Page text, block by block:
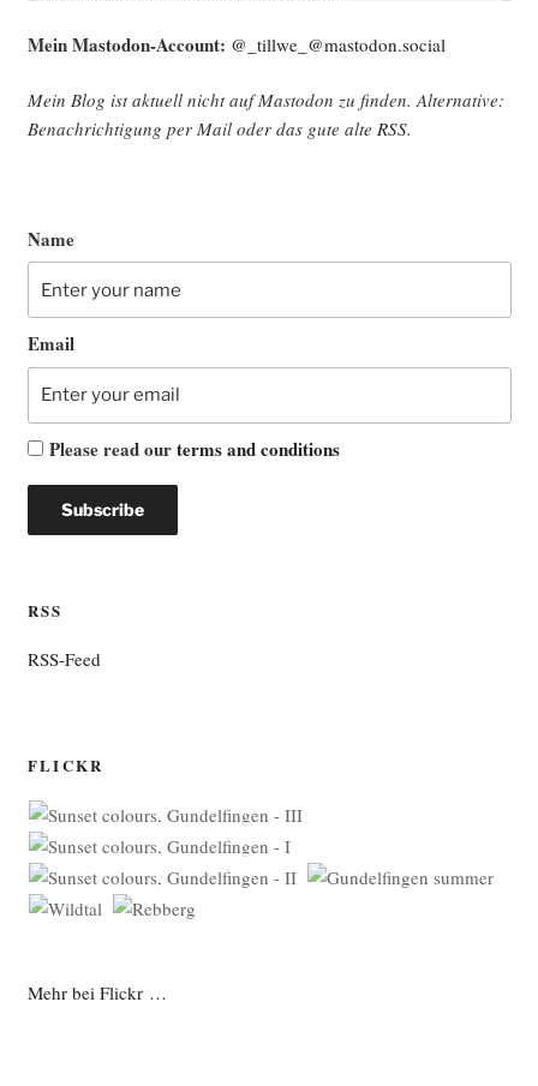
Mein Mast­o­don-Account: @_tillwe_@mastodon.social
Mein Blog ist aktu­ell nicht auf Mast­o­don zu fin­den. Alter­na­ti­ve:
Benach­rich­ti­gung per Mail oder das gute alte RSS.
Name
Email
Please read ourterms and conditions
RSS
RSS-Feed
FLICKR
Mehr bei Flickr …